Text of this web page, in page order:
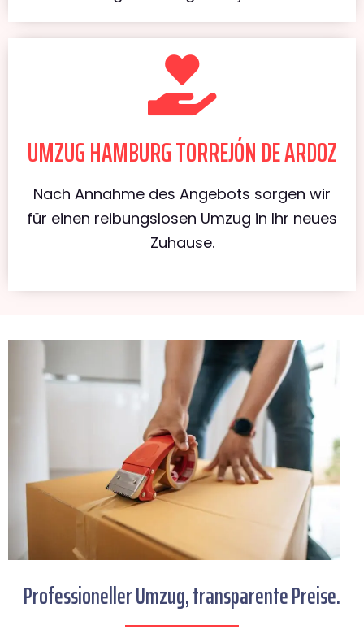
UMZUG HAMBURG TORREJÓN DE ARDOZ
Nach Annahme des Angebots sorgen wir
für einen reibungslosen Umzug in Ihr neues
Zuhause.
Professioneller Umzug, transparente Preise.